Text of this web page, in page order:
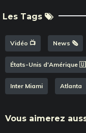
Les Tags
Vidéo 📺 News 🗞️
États-Unis d'Amérique
Inter Miami Atlanta
Vous aimerez